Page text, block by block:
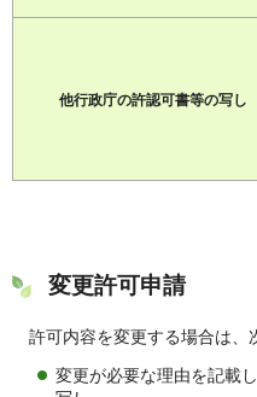
他行政庁の許認可書等の写し
変更許可申請
許可内容を変更する場合は、
変更が必要な理由を記載